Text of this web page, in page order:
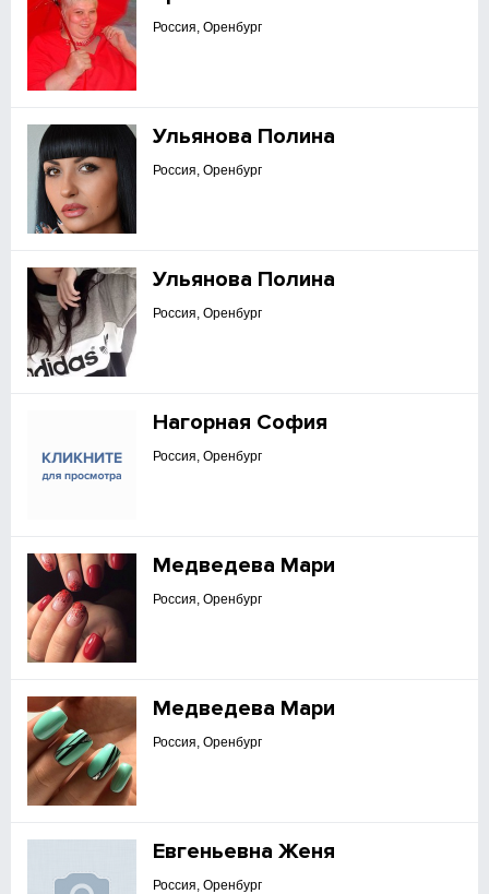
Россия, Оренбург
Ульянова Полина
Россия, Оренбург
Ульянова Полина
Россия, Оренбург
Нагорная София
Россия, Оренбург
Медведева Мари
Россия, Оренбург
Медведева Мари
Россия, Оренбург
Евгеньевна Женя
Россия, Оренбург